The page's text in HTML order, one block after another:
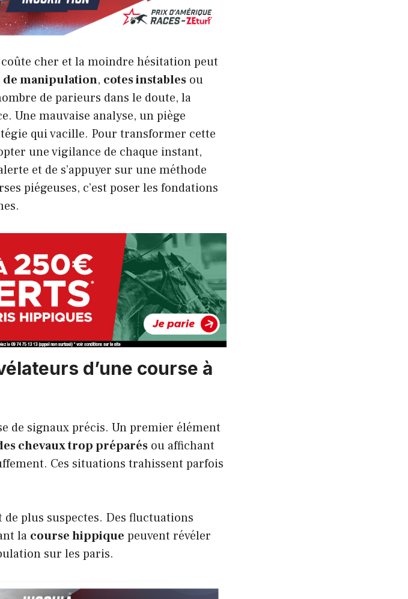
cher et la moindre hésitation peut
de manipulation, cotes instables ou
de parieurs dans le doute, la
Une mauvaise analyse, un piège
qui vacille. Pour transformer cette
une vigilance de chaque instant,
et de s’appuyer sur une méthode
piégeuses, c’est poser les fondations
d’une course à
de signaux précis. Un premier élément
chevaux trop préparés ou affichant
Ces situations trahissent parfois
de plus suspectes. Des fluctuations
la course hippique peuvent révéler
sur les paris.